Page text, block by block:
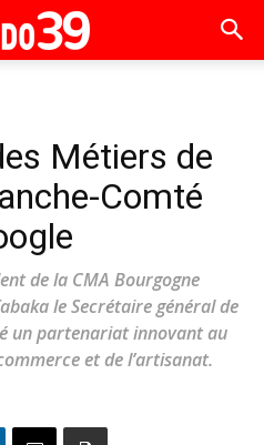
Métiers de
Comté
de la CMA Bourgogne
le Secrétaire général de
un partenariat innovant au
et de l’artisanat.